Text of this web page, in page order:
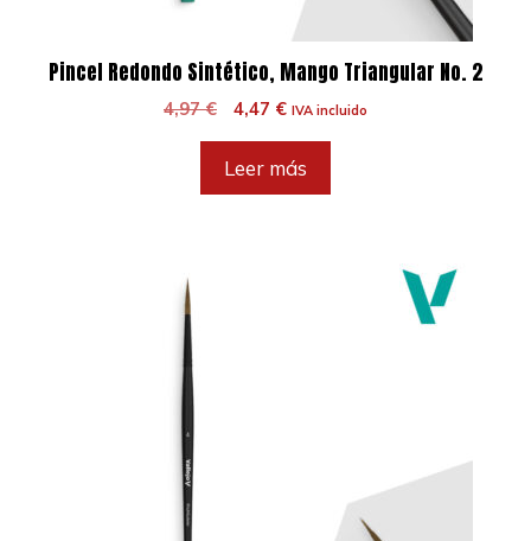
Pincel Redondo Sintético, Mango Triangular No. 2
4,97€
El
original
era:
4,47 €El
actual
es:
IVA incluido
Leer más